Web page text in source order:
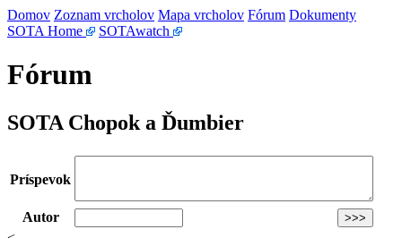
Domov Zoznam vrcholov Mapa vrcholov Fórum Dokumenty
SOTA Home
SOTAwatch
Fórum
SOTA Chopok a Ďumbier
Príspevok
Autor